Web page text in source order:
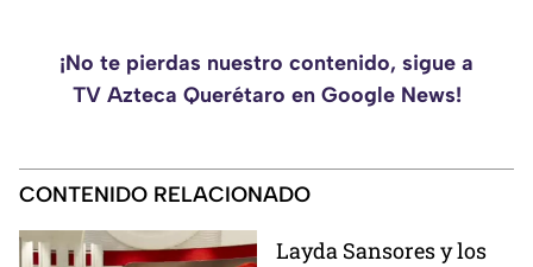
¡No te pierdas nuestro contenido, sigue a
TV Azteca Querétaro en Google News!
CONTENIDO RELACIONADO
Layda Sansores y los